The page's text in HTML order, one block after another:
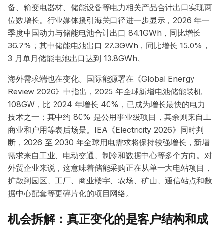
备、输变电器材、储能设备等电力相关产品合计出口实现两
位数增长。行业媒体援引海关口径进一步显示，2026 年一
季度中国动力与储能电池合计出口 84.1GWh，同比增长
36.7%；其中储能电池出口 27.3GWh，同比增长 15.0%，
3 月单月储能电池出口达到 13.8GWh。
海外需求端也在变化。国际能源署在《Global Energy
Review 2026》中指出，2025 年全球新增电池储能装机
108GW，比 2024 年增长 40%，已成为增长最快的电力
技术之一；其中约 80% 是公用事业级项目，其余则来自工
商业和户用等表后场景。IEA《Electricity 2026》同时判
断，2026 至 2030 年全球用电需求将保持较强增长，新增
需求来自工业、电动交通、制冷和数据中心等多个方向。对
外贸企业来说，这意味着储能采购正在从单一大电站项目，
扩散到园区、工厂、商业楼宇、农场、矿山、通信站点和数
据中心配套等更碎片化的项目网络。
机会拆解：真正变化的是客户结构和成